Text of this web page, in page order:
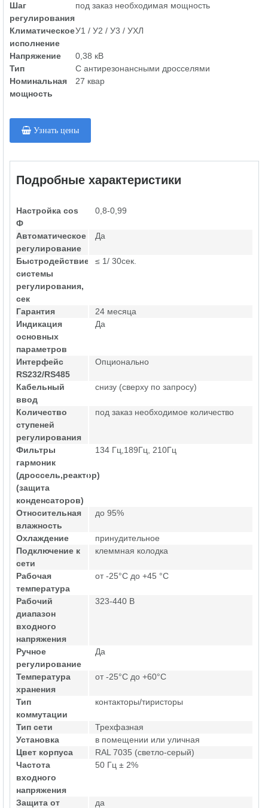
Шаг
регулирования
под заказ необходимая мощность
Климатическое
исполнение
У1 / У2 / У3 / УХЛ
Напряжение
0,38 кВ
Тип
С антирезонансными дросселями
Номинальная
мощность
27 квар
Узнать цены
Подробные характеристики
Настройка cos
Ф
0,8-0,99
Автоматическое
регулирование
Да
Быстродействие
системы
регулирования,
сек
≤ 1/ 30сек.
Гарантия
24 месяца
Индикация
основных
параметров
Да
Интерфейс
RS232/RS485
Опционально
Кабельный
ввод
снизу (сверху по запросу)
Количество
ступеней
регулирования
под заказ необходимое количество
Фильтры
гармоник
(дроссель,реактор)
(защита
конденсаторов)
134 Гц,189Гц, 210Гц
Относительная
влажность
до 95%
Охлаждение
принудительное
Подключение к
сети
клеммная колодка
Рабочая
температура
от -25°C до +45 °C
Рабочий
диапазон
входного
напряжения
323-440 В
Ручное
регулирование
Да
Температура
хранения
от -25°C до +60°C
Тип
коммутации
контакторы/тиристоры
Тип сети
Трехфазная
Установка
в помещении или уличная
Цвет корпуса
RAL 7035 (светло-серый)
Частота
входного
напряжения
50 Гц ± 2%
Защита от
да